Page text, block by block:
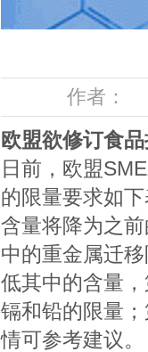
作者：
欧盟欲修订食
日前，欧盟SME
的限量要求如
含量将降为之
中的重金属迁
低其中的含量
镉和铅的限量
情可参考建议。